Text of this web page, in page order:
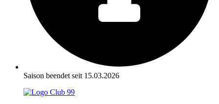
Saison beendet seit 15.03.2026